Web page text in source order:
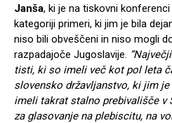
Janša, ki je na tiskovni
kategoriji primeri, ki jim je bila
niso bili obveščeni in niso mogli
razpadajoče Jugoslavije.
tisti, ki so imeli več kot pol leta
slovensko državljanstvo, ki jim
imeli takrat stalno prebivališče v
za glasovanje na plebiscitu, na